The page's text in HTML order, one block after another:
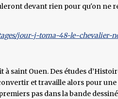
devant rien pour qu'on ne
jour-j-toma-48-le-chevalier-
à saint Ouen. Des études
et travaille alors pour
pas dans la bande